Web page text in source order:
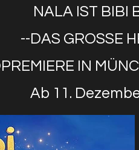
NALA IST BIBI
--DAS GROSSE
IN
Ab 11.